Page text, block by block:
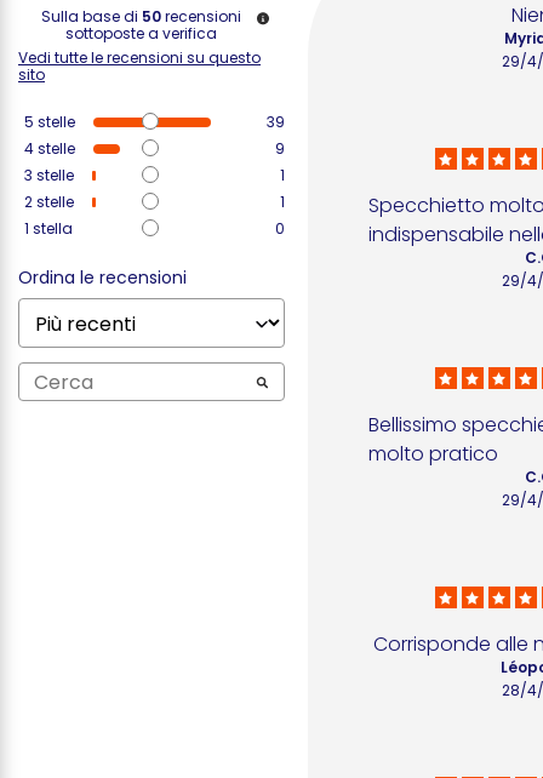
Sulla base di 50 recensioni
sottoposte a verifica
Vedi tutte le recensioni su questo
sito
5 stelle
39
4stelle
9
3 stelle
1
2stelle
1
1 stella 0
Ordina le recensioni
29/
Specchietto
indispensabile
29/
Bellissimo
molto pratico
29/
Corrisponde alle
28/